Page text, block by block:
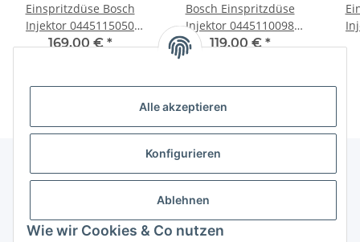
Alle akzeptieren
Konfigurieren
Ablehnen
Wie wir Cookies & Co nutzen
Einspritzdüse Bosch
Injektor 0445115050
BMW E60 E90 E91 E92
169,00 €*
Bosch Einspritzdüse
Injektor 0445110098
A6120700587 Mercedes
Sprinter 0986435039
119,00 €*